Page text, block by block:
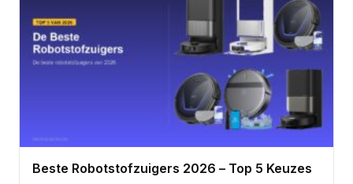
Beste Robotstofzuigers 2026 – Top 5 Keuzes